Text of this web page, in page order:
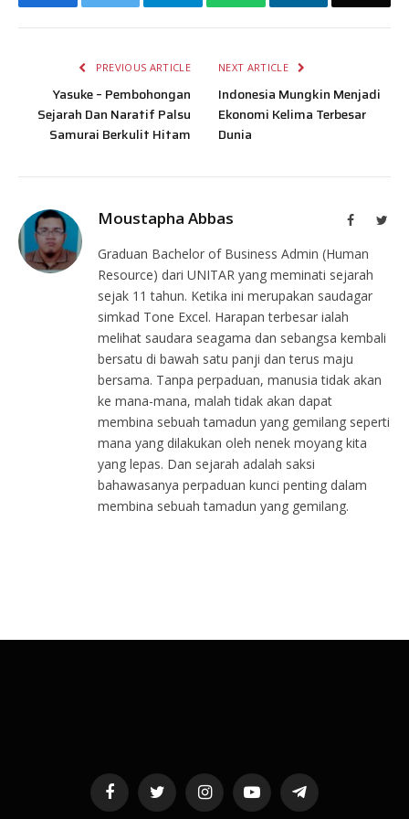
PREVIOUS ARTICLE
Yasuke – Pembohongan
Sejarah Dan Naratif Palsu
Samurai Berkulit Hitam
NEXT ARTICLE
Indonesia Mungkin Menjadi
Ekonomi Kelima Terbesar
Dunia
Moustapha Abbas Facebook
Graduan Bachelor of Business Admin (Human
Resource) dari UNITAR yang meminati sejarah
sejak 11 tahun. Ketika ini merupakan saudagar
simkad Tone Excel. Harapan terbesar ialah
melihat saudara seagama dan sebangsa kembali
bersatu di bawah satu panji dan terus maju
bersama. Tanpa perpaduan, manusia tidak akan
ke mana-mana, malah tidak akan dapat
membina sebuah tamadun yang gemilang seperti
mana yang dilakukan oleh nenek moyang kita
yang lepas. Dan sejarah adalah saksi
bahawasanya perpaduan kunci penting dalam
membina sebuah tamadun yang gemilang.
FacebookTwitter InstagramYouTubeTelegram